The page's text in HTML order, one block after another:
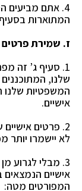
4. אתם מביעים
המתוארות בסעיף
ז. שמירת פרטים
1. סעיף ג’ זה
שלנו,
המשפטיות שלנו
אישיים.
2. פרטים
לא יישמרו
אישיים
המפורטים מטה: